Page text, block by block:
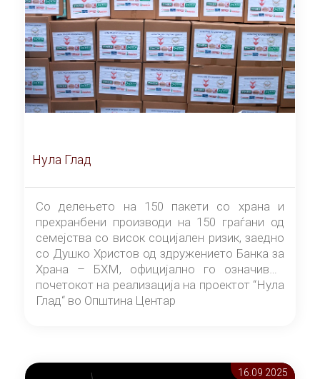
Нула Глад
Со делењето на 150 пакети со храна и
прехранбени производи на 150 граѓани од
семејства со висок социјален ризик, заедно
со Душко Христов од здружението Банка за
Храна – БХМ, официјално го означивме
почетокот на реализација на проектот “Нула
Глад“ во Општина Центар
16.09 2025